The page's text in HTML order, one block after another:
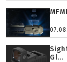
Gl...